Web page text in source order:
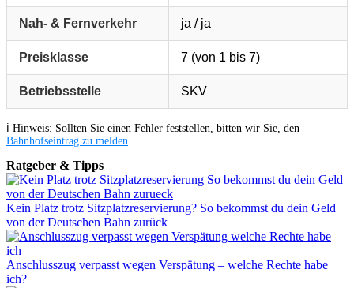
Nah- & Fernverkehr ja / ja
Preisklasse 7 (von 1 bis 7)
Betriebsstelle SKV
ℹ️ Hinweis: Sollten Sie einen Fehler feststellen, bitten wir Sie, den
Bahnhofseintrag zu melden
Ratgeber & Tipps
Kein Platz trotz Sitzplatzreservierung? So bekommst du dein Geld
von der Deutschen Bahn zurück
Anschlusszug verpasst wegen Verspätung – welche Rechte habe
ich?